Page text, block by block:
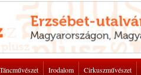
Táncművészet Irodalom Cirkuszművészet